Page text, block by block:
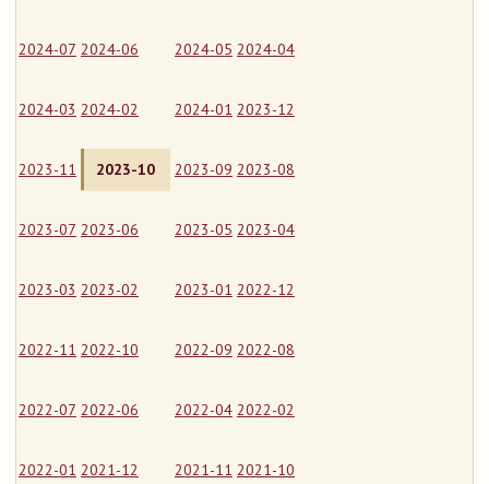
2024-07 2024-06 2024-05 2024-04
2024-03 2024-02 2024-01 2023-12
2023-11 2023-10 2023-09 2023-08
2023-07 2023-06 2023-05 2023-04
2023-03 2023-02 2023-01 2022-12
2022-11 2022-10 2022-09 2022-08
2022-07 2022-06 2022-04 2022-02
2022-01 2021-12 2021-11 2021-10